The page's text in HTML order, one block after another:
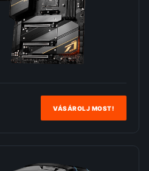
VÁSÁROLJ MOST!